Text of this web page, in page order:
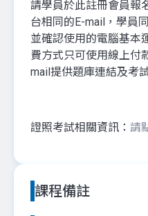
請學員於此註冊會員報
台相同的E-mail，學員
並確認使用的電腦基本
費方式只可使用線上付
mail提供題庫連結及考
證照考試相關資訊： 請
課程備註